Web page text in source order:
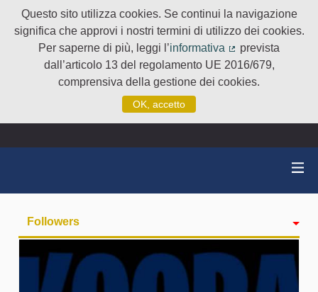
Questo sito utilizza cookies. Se continui la navigazione
significa che approvi i nostri termini di utilizzo dei cookies.
Per saperne di più, leggi l’informativa
(Collegamento
prevista
dall’articolo 13 del regolamento UE 2016/679,
comprensiva della gestione dei cookies.
OK, accetto
Attività
badge
Followers